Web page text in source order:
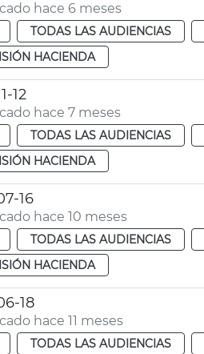
hace 6 meses
TODAS LAS AUDIENCIAS
HACIENDA
12
hace 7 meses
TODAS LAS AUDIENCIAS
HACIENDA
16
hace 10 meses
TODAS LAS AUDIENCIAS
HACIENDA
18
hace 11 meses
TODAS LAS AUDIENCIAS